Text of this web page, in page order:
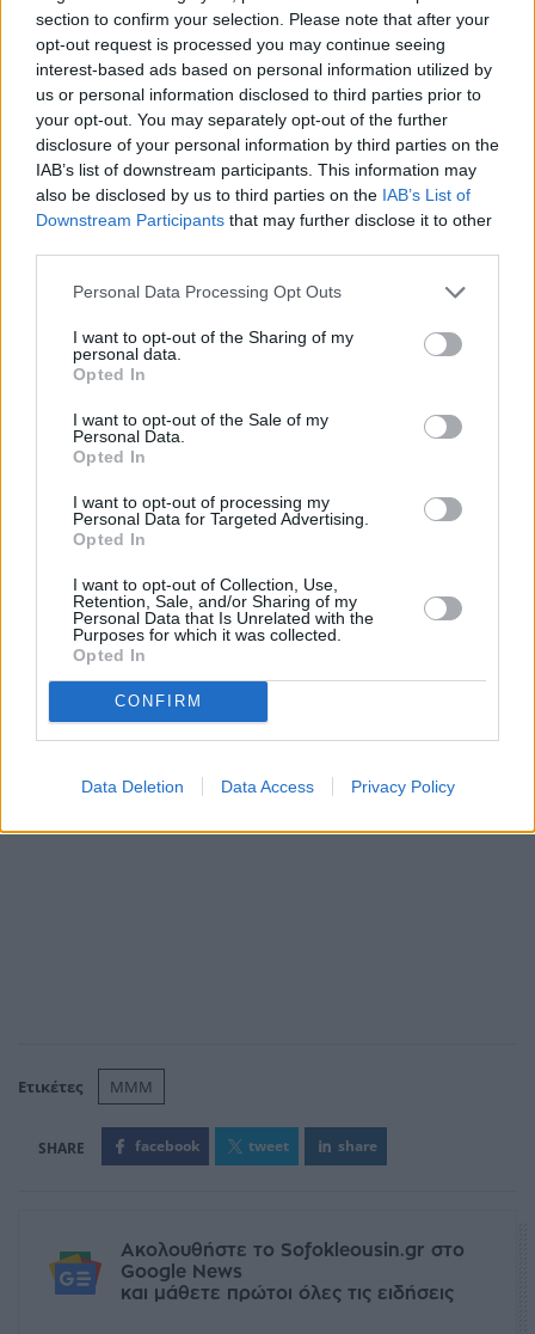
section to confirm your selection. Please note that after your
opt-out request is processed you may continue seeing
interest-based ads based on personal information utilized by
us or personal information disclosed to third parties prior to
your opt-out. You may separately opt-out of the further
disclosure of your personal information by third parties on the
IAB’s list of downstream participants. This information may
also be disclosed by us to third parties on the IAB’s List of
Downstream Participants that may further disclose it to other
Personal Data Processing Opt Outs
I want to opt-out of the Sharing of my
personal data.
Opted In
I want to opt-out of the Sale of my
Personal Data.
Opted In
I want to opt-out of processing my
Personal Data for Targeted Advertising.
Opted In
I want to opt-out of Collection, Use,
Retention, Sale, and/or Sharing of my
Personal Data that Is Unrelated with the
Purposes for which it was collected.
Opted In
CONFIRM
Data Deletion Data Access Privacy Policy
Για το περιστατικό ανακοίνωση εξέδωσε και το
καθαρή τύχη και σήμερα δεν θρηνήσαμε νέα θύματα»
ενώ κάνει λόγο για «προφανή απροθυμία και
ανικανότητα κάποιων να ασχοληθούν με τα
πραγματικά προβλήματα του σιδηροδρόμου». Το
διοίκηση του ΟΣΕ που έχει την απόλυτη ευθύνη για
την επικίνδυνη κατάσταση της υποδομής, όσο και τη
διοίκηση της Hellenic Train, που έχει την απόλυτη
ευθύνη για την τραγική κατάσταση του
απαρχαιωμένου τροχαίου υλικού.
Ετικέτες ΜΜΜ
facebook tweet share
Ακολουθήστε το Sofokleousin.gr στο
Google News
και μάθετε πρώτοι όλες τις ειδήσεις